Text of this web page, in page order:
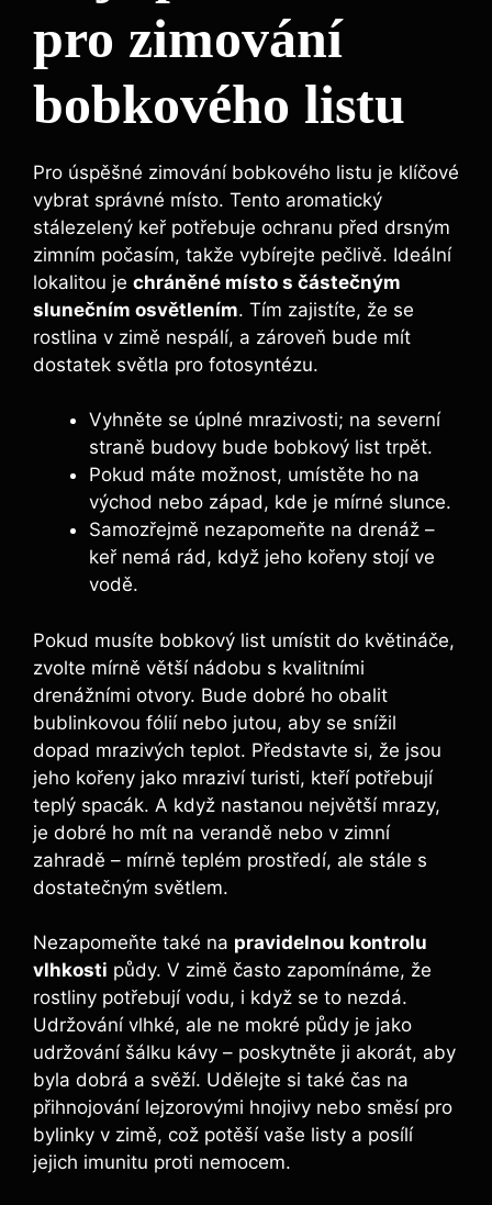
pro zimování
bobkového listu
Pro úspěšné zimování bobkového listu je klíčové
vybrat ​správné místo. Tento ⁣aromatický
stálezelený keř potřebuje ochranu‍ před drsným
zimním počasím, takže vybírejte pečlivě. Ideální
lokalitou je chráněné místo s​ částečným
slunečním osvětlením. Tím zajistíte, že se
rostlina v zimě nespálí, a‍ zároveň bude mít
dostatek světla pro ​fotosyntézu.
Vyhněte ‍se úplné mrazivosti; na severní
‌straně budovy bude bobkový list trpět.
Pokud máte možnost, umístěte ho na
východ nebo západ, kde je mírné slunce.
Samozřejmě nezapomeňte⁢ na drenáž –
keř nemá rád, když jeho kořeny stojí ve
vodě.
Pokud musíte bobkový list umístit do květináče,⁤
zvolte mírně větší nádobu s kvalitními
drenážními otvory. Bude dobré ho obalit
‍bublinkovou fólií nebo jutou,⁣ aby se snížil
dopad mrazivých teplot. Představte si, že ‌jsou
jeho​ kořeny jako mraziví turisti, kteří potřebují
‍teplý spacák. A když nastanou největší mrazy,
je​ dobré ho mít na verandě nebo v zimní
zahradě – mírně teplém prostředí, ale stále s
dostatečným světlem.
Nezapomeňte také na pravidelnou kontrolu
vlhkosti půdy. V zimě často zapomínáme, že
rostliny potřebují vodu, i když se to nezdá.
Udržování vlhké, ale ne‍ mokré půdy je jako
udržování šálku kávy – poskytněte ji akorát, aby
byla dobrá a svěží. Udělejte si také čas na
přihnojování lejzorovými hnojivy nebo​ směsí pro
⁤bylinky v ‌zimě, což potěší vaše ​listy a posílí
jejich imunitu proti nemocem.